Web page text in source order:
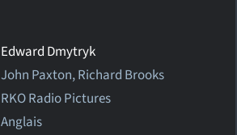
Edward Dmytryk
John Paxton, Richard Brooks
RKO Radio Pictures
Anglais